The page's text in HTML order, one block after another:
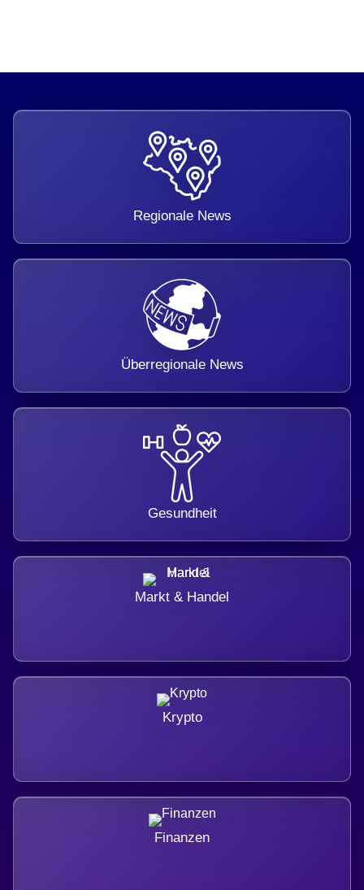
Regionale News
Überregionale News
Gesundheit
Markt & Handel
Krypto
Finanzen